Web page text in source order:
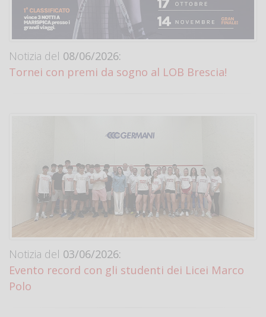
Notizia del 08/06/2026:
Tornei con premi da sogno al LOB Brescia!
Notizia del 03/06/2026:
Evento record con gli studenti dei Licei Marco
Polo